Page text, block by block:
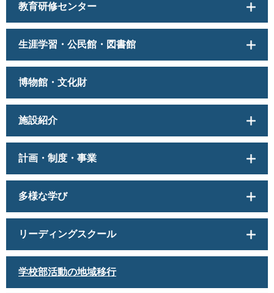
教育研修センター
生涯学習・公民館・図書館
博物館・文化財
施設紹介
計画・制度・事業
多様な学び
リーディングスクール
学校部活動の地域移行